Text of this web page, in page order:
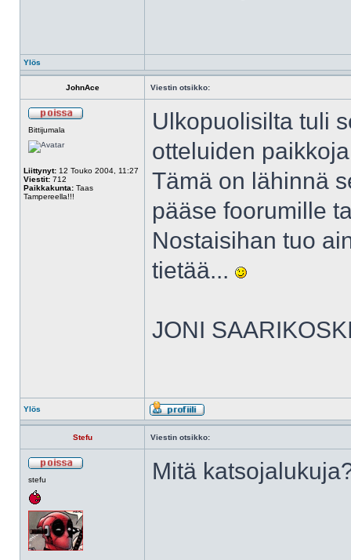
Ylös
JohnAce Viestin otsikko:
Bittijumala
Liittynyt: 12 Touko 2004, 11:27
Viestit: 712
Paikkakunta: Taas
Tampereella!!!
Ulkopuolisilta tuli
otteluiden
Tämä on lähinnä
pääse foorumille
Nostaisihan tuo
tietää...
JONI
Ylös
Stefu Viestin otsikko:
stefu Mitä